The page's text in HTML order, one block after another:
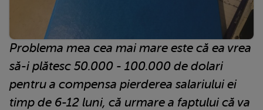
Problema mea cea mai mare este că ea vrea
să-i plătesc 50.000 - 100.000 de dolari
pentru a compensa pierderea salariului ei
timp de 6-12 luni, că urmare a faptului că va